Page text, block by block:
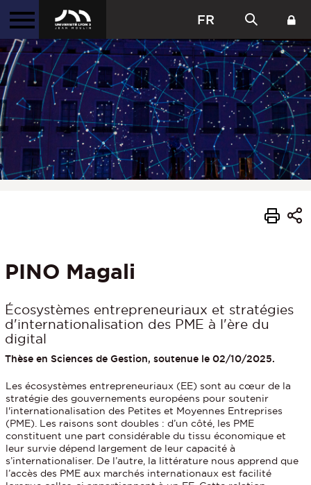
FR
PINO Magali
Écosystèmes entrepreneuriaux et stratégies
d'internationalisation des PME à l'ère du
digital
Thèse en Sciences de Gestion, soutenue le 02/10/2025.
Les écosystèmes entrepreneuriaux (EE) sont au cœur de la
stratégie des gouvernements européens pour soutenir
l'internationalisation des Petites et Moyennes Entreprises
(PME). Les raisons sont doubles : d’un côté, les PME
constituent une part considérable du tissu économique et
leur survie dépend largement de leur capacité à
s’internationaliser. De l’autre, la littérature nous apprend que
l’accès des PME aux marchés internationaux est facilité